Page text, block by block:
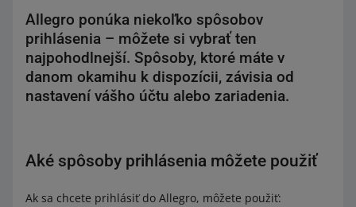
Allegro ponúka niekoľko spôsobov
prihlásenia – môžete si vybrať ten
najpohodlnejší. Spôsoby, ktoré máte v
danom okamihu k dispozícii, závisia od
nastavení vášho účtu alebo zariadenia.
Aké spôsoby prihlásenia môžete použiť
Ak sa chcete prihlásiť do Allegro, môžete použiť: